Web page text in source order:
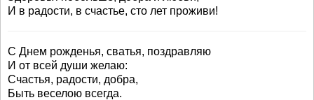
И в радости, в счастье, сто лет проживи!
С Днем рожденья, сватья, поздравляю
И от всей души желаю:
Счастья, радости, добра,
Быть веселою всегда.